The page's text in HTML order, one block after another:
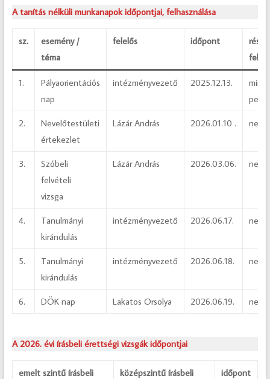
A tanítás nélküli munkanapok időpontjai, felhasználása
sz.
esemény /
téma
felelős időpont
1.
Pályaorientációs
nap
intézményvezető 2025.12.13.
2.
Nevelőtestületi
értekezlet
Lázár András 2026.01.10 .
3.
Szóbeli
felvételi
vizsga
Lázár András 2026.03.06.
4.
Tanulmányi
kirándulás
intézményvezető 2026.06.17.
5.
Tanulmányi
kirándulás
intézményvezető 2026.06.18.
6. DÖK nap Lakatos Orsolya 2026.06.19.
A 2026. évi írásbeli érettségi vizsgák időpontjai
emelt szintű írásbeli
középszintű írásbeli
időpont